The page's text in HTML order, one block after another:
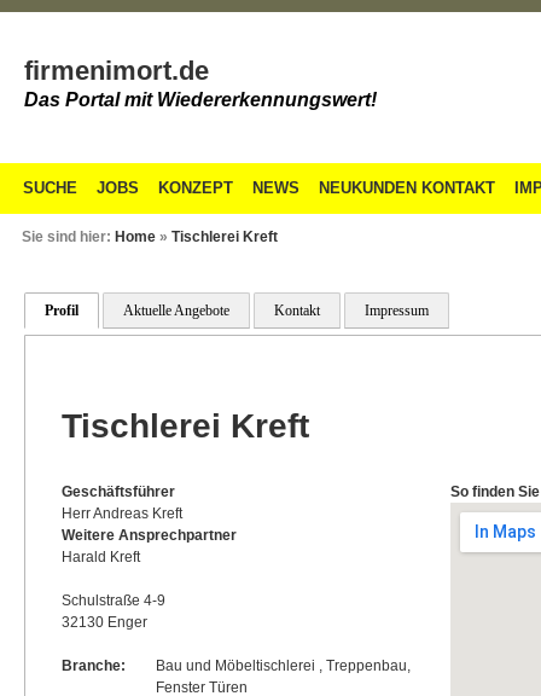
firmenimort.de
Das Portal mit Wiedererkennungswert!
SUCHE JOBS KONZEPT NEWS NEUKUNDEN KONTAKT
Sie sind hier: Home » Tischlerei Kreft
Profil Aktuelle Angebote Kontakt Impressum
Tischlerei Kreft
Geschäftsführer
Herr Andreas Kreft
Weitere Ansprechpartner
Harald Kreft
Schulstraße 4-9
32130 Enger
Branche:
Bau und Möbeltischlerei , Treppenbau,
Fenster Türen
So finden